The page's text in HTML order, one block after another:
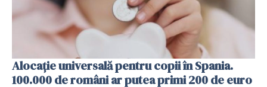
Alocație universală pentru copii în Spania.
100.000 de români ar putea primi 200 de euro